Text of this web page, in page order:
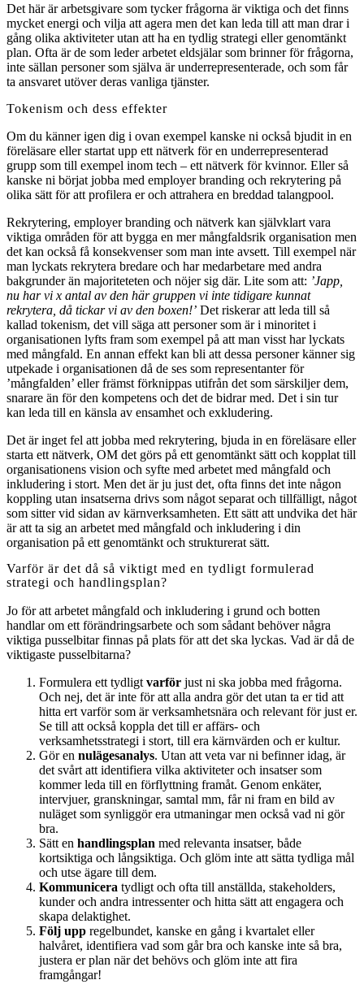
Det här är arbetsgivare som tycker frågorna är viktiga och det finns
mycket energi och vilja att agera men det kan leda till att man drar i
gång olika aktiviteter utan att ha en tydlig strategi eller genomtänkt
plan. Ofta är de som leder arbetet eldsjälar som brinner för frågorna,
inte sällan personer som själva är underrepresenterade, och som får
ta ansvaret utöver deras vanliga tjänster.
Tokenism och dess effekter
Om du känner igen dig i ovan exempel kanske ni också bjudit in en
föreläsare eller startat upp ett nätverk för en underrepresenterad
grupp som till exempel inom tech – ett nätverk för kvinnor. Eller så
kanske ni börjat jobba med employer branding och rekrytering på
olika sätt för att profilera er och attrahera en breddad talangpool.
Rekrytering, employer branding och nätverk kan självklart vara
viktiga områden för att bygga en mer mångfaldsrik organisation men
det kan också få konsekvenser som man inte avsett. Till exempel när
man lyckats rekrytera bredare och har medarbetare med andra
bakgrunder än majoriteteten och nöjer sig där. Lite som att: ’Japp,
nu har vi x antal av den här gruppen vi inte tidigare kunnat
rekrytera, då tickar vi av den boxen!’ Det riskerar att leda till så
kallad tokenism, det vill säga att personer som är i minoritet i
organisationen lyfts fram som exempel på att man visst har lyckats
med mångfald. En annan effekt kan bli att dessa personer känner sig
utpekade i organisationen då de ses som representanter för
’mångfalden’ eller främst förknippas utifrån det som särskiljer dem,
snarare än för den kompetens och det de bidrar med. Det i sin tur
kan leda till en känsla av ensamhet och exkludering.
Det är inget fel att jobba med rekrytering, bjuda in en föreläsare eller
starta ett nätverk, OM det görs på ett genomtänkt sätt och kopplat till
organisationens vision och syfte med arbetet med mångfald och
inkludering i stort. Men det är ju just det, ofta finns det inte någon
koppling utan insatserna drivs som något separat och tillfälligt, något
som sitter vid sidan av kärnverksamheten. Ett sätt att undvika det här
är att ta sig an arbetet med mångfald och inkludering i din
organisation på ett genomtänkt och strukturerat sätt.
Varför är det då så viktigt med en tydligt formulerad
strategi och handlingsplan?
Jo för att arbetet mångfald och inkludering i grund och botten
handlar om ett förändringsarbete och som sådant behöver några
viktiga pusselbitar finnas på plats för att det ska lyckas. Vad är då de
viktigaste pusselbitarna?
Formulera ett tydligt varför just ni ska jobba med frågorna.
Och nej, det är inte för att alla andra gör det utan ta er tid att
hitta ert varför som är verksamhetsnära och relevant för just er.
Se till att också koppla det till er affärs- och
verksamhetsstrategi i stort, till era kärnvärden och er kultur.
Gör en nulägesanalys. Utan att veta var ni befinner idag, är
det svårt att identifiera vilka aktiviteter och insatser som
kommer leda till en förflyttning framåt. Genom enkäter,
intervjuer, granskningar, samtal mm, får ni fram en bild av
nuläget som synliggör era utmaningar men också vad ni gör
bra.
Sätt en handlingsplan med relevanta insatser, både
kortsiktiga och långsiktiga. Och glöm inte att sätta tydliga mål
och utse ägare till dem.
Kommunicera tydligt och ofta till anställda, stakeholders,
kunder och andra intressenter och hitta sätt att engagera och
skapa delaktighet.
Följ upp regelbundet, kanske en gång i kvartalet eller
halvåret, identifiera vad som går bra och kanske inte så bra,
justera er plan när det behövs och glöm inte att fira
framgångar!